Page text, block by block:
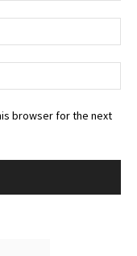
browser for the next